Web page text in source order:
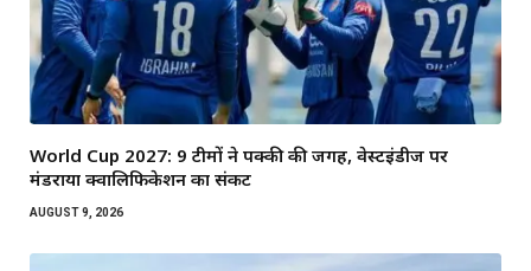
World Cup 2027: 9 टीमों ने पक्की की जगह, वेस्टइंडीज पर
मंडराया क्वालिफिकेशन का संकट
AUGUST 9, 2026